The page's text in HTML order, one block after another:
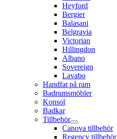
Heyford
Bergier
Balasani
Belgravia
Victorian
Hillingdon
Albano
Sovereign
Lavabo
Handfat på ram
Badrumsmöbler
Konsol
Badkar
Tillbehör
Canova tillbehör
Regency tillbehör